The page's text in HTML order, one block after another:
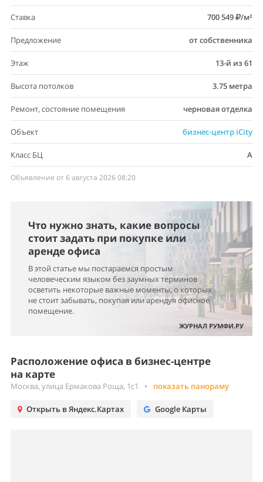
Ставка 700 549 /м²
Предложение от собственника
Этаж 13-й из 61
Высота потолков 3.75 метра
Ремонт, состояние помещения черновая отделка
Объект бизнес-центр iCity
Класс БЦ A
Объявление от 6 августа 2026 08:20
Что нужно знать, какие вопросы
стоит задать при покупке или
аренде офиса
В этой статье мы постараемся простым
человеческим языком без заумных терминов
осветить некоторые важные моменты, о которых
не стоит забывать, покупая или арендуя офисное
помещение.
ЖУРНАЛ РУМФИ.РУ
Расположение офиса в бизнес-центре
на карте
Москва, улица Ермакова Роща, 1с1 • показать панораму
Открыть в Яндекс.Картах Google Карты